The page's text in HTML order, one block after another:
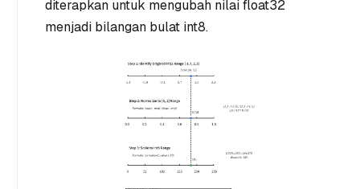
diterapkan untuk mengubah nilai float32
menjadi bilangan bulat int8.